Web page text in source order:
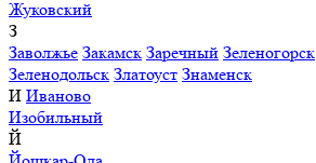
Жуковский
З
Заволжье Закамск Заречный Зеленогорск
Зеленодольск Златоуст Знаменск
И Иваново
Изобильный
Й